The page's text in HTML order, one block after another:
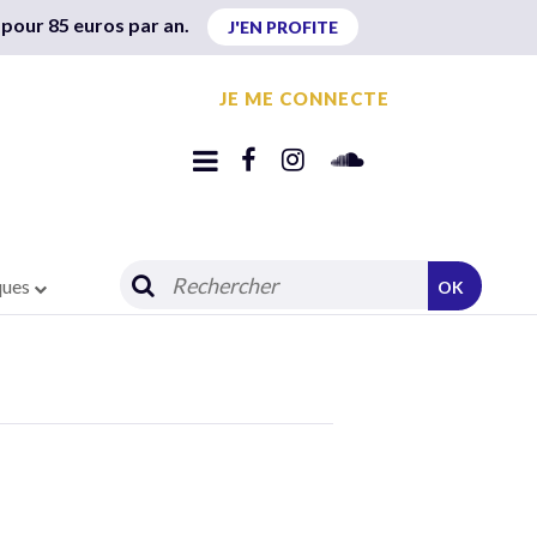
85 euros par an. J'EN PROFITE
JE ME CONNECTE
OK